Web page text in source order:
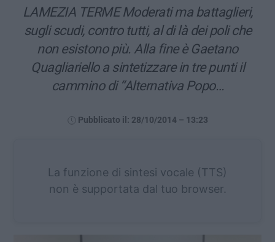
LAMEZIA TERME Moderati ma battaglieri,
sugli scudi, contro tutti, al di là dei poli che
non esistono più. Alla fine è Gaetano
Quagliariello a sintetizzare in tre punti il
cammino di “Alternativa Popo…
Pubblicato il: 28/10/2014 – 13:23
La funzione di sintesi vocale (TTS)
non è supportata dal tuo browser.